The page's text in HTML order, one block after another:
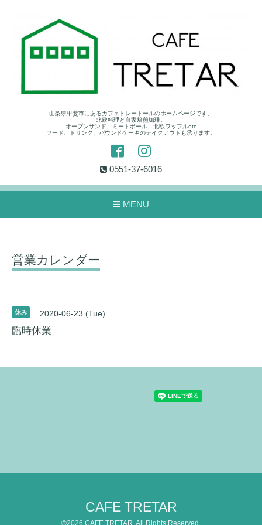
山梨県甲斐市にあるカフェトレートールのホームページです。
北欧料理と自家焙煎珈琲。
オープンサンド、ミートボール、北欧ワッフルetc
フード、ドリンク、パウンドケーキのテイクアウトも承ります。
0551-37-6016
MENU
営業カレンダー
休み 2020-06-23 (Tue)
臨時休業
CAFE TRETAR
©2026 CAFE TRETAR . All Rights Reserved.